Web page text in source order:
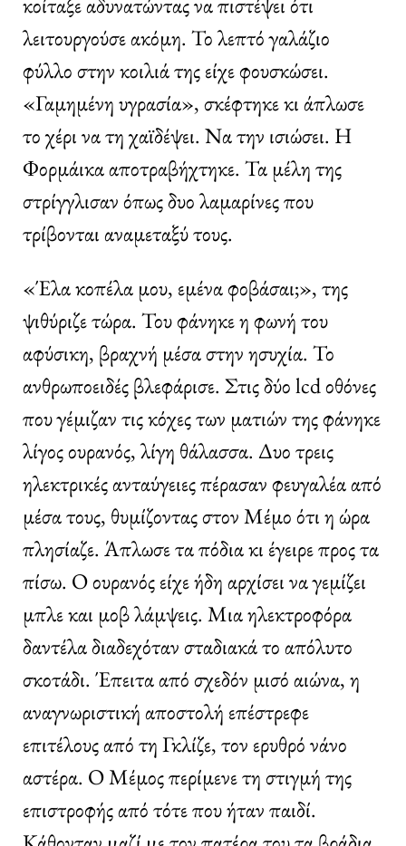
λειτουργούσε ακόμη. Το λεπτό γαλάζιο
φύλλο στην κοιλιά της είχε φουσκώσει.
«Γαμημένη υγρασία», σκέφτηκε κι άπλωσε
το χέρι να τη χαϊδέψει. Να την ισιώσει. Η
Φορμάικα αποτραβήχτηκε. Τα μέλη της
στρίγγλισαν όπως δυο λαμαρίνες που
τρίβονται αναμεταξύ τους.
«Έλα κοπέλα μου, εμένα φοβάσαι;», της
ψιθύριζε τώρα. Του φάνηκε η φωνή του
αφύσικη, βραχνή μέσα στην ησυχία. Το
ανθρωποειδές βλεφάρισε. Στις δύο lcd οθόνες
που γέμιζαν τις κόχες των ματιών της φάνηκε
λίγος ουρανός, λίγη θάλασσα. Δυο τρεις
ηλεκτρικές ανταύγειες πέρασαν φευγαλέα από
μέσα τους, θυμίζοντας στον Μέμο ότι η ώρα
πλησίαζε. Άπλωσε τα πόδια κι έγειρε προς τα
πίσω. Ο ουρανός είχε ήδη αρχίσει να γεμίζει
μπλε και μοβ λάμψεις. Μια ηλεκτροφόρα
δαντέλα διαδεχόταν σταδιακά το απόλυτο
σκοτάδι. Έπειτα από σχεδόν μισό αιώνα, η
αναγνωριστική αποστολή επέστρεφε
επιτέλους από τη Γκλίζε, τον ερυθρό νάνο
αστέρα. Ο Μέμος περίμενε τη στιγμή της
επιστροφής από τότε που ήταν παιδί.